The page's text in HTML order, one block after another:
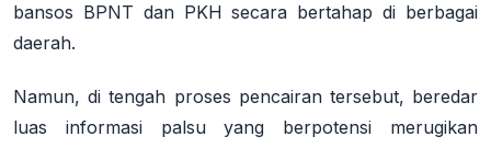
bansos BPNT dan PKH secara bertahap di berbagai
daerah.
Namun, di tengah proses pencairan tersebut, beredar
luas informasi palsu yang berpotensi merugikan